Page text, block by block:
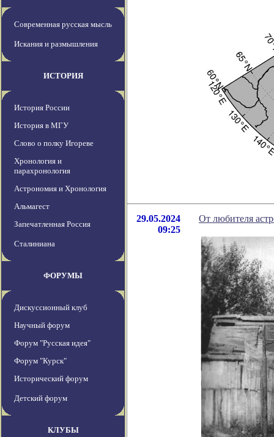
Современная русская мысль
Искания и размышления
ИСТОРИЯ
История России
История в МГУ
Слово о полку Игореве
Хронология и
парахронология
Астрономия и Хронология
Альмагест
Запечатленная Россия
Сталиниана
ФОРУМЫ
Дискуссионный клуб
Научный форум
Форум "Русская идея"
Форум "Курск"
Исторический форум
Детский форум
КЛУБЫ
29.05.2024
09:25
От любителя